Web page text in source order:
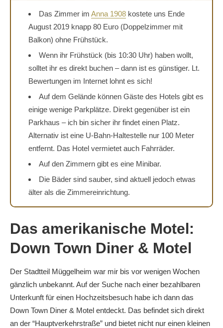
Das Zimmer im Anna 1908 kostete uns Ende
August 2019 knapp 80 Euro (Doppelzimmer mit
Balkon) ohne Frühstück.
Wenn ihr Frühstück (bis 10:30 Uhr) haben wollt,
solltet ihr es direkt buchen – dann ist es günstiger. Lt.
Bewertungen im Internet lohnt es sich!
Auf dem Gelände können Gäste des Hotels gibt es
einige wenige Parkplätze. Direkt gegenüber ist ein
Parkhaus – ich bin sicher ihr findet einen Platz.
Alternativ ist eine U-Bahn-Haltestelle nur 100 Meter
entfernt. Das Hotel vermietet auch Fahrräder.
Auf den Zimmern gibt es eine Minibar.
Die Bäder sind sauber, sind aktuell jedoch etwas
älter als die Zimmereinrichtung.
Das amerikanische Motel:
Down Town Diner & Motel
Der Stadtteil Müggelheim war mir bis vor wenigen Wochen
gänzlich unbekannt. Auf der Suche nach einer bezahlbaren
Unterkunft für einen Hochzeitsbesuch habe ich dann das
Down Town Diner & Motel entdeckt. Das befindet sich direkt
an der “Hauptverkehrstraße” und bietet nicht nur einen kleinen